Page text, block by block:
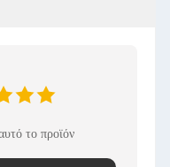
το προϊόν